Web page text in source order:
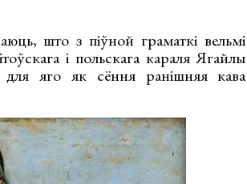
што з піўной граматкі вельмі
і польскага караля Ягайлы
яго як сёння ранішняя кава